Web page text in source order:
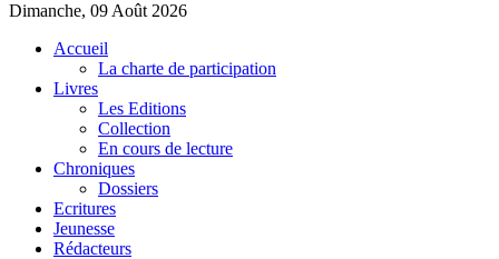
Dimanche, 09 Août 2026
Accueil
La charte de participation
Livres
Les Editions
Collection
En cours de lecture
Chroniques
Dossiers
Ecritures
Jeunesse
Rédacteurs